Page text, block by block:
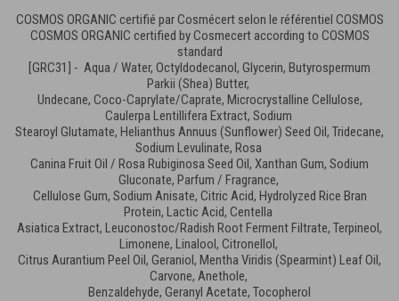
COSMOS ORGANIC certifié par Cosmécert selon le référentiel COSMOS
COSMOS ORGANIC certified by Cosmecert according to COSMOS
standard
[GRC31] - Aqua / Water, Octyldodecanol, Glycerin, Butyrospermum
Parkii (Shea) Butter,
Undecane, Coco-Caprylate/Caprate, Microcrystalline Cellulose,
Caulerpa Lentillifera Extract, Sodium
Stearoyl Glutamate, Helianthus Annuus (Sunflower) Seed Oil, Tridecane,
Sodium Levulinate, Rosa
Canina Fruit Oil / Rosa Rubiginosa Seed Oil, Xanthan Gum, Sodium
Gluconate, Parfum / Fragrance,
Cellulose Gum, Sodium Anisate, Citric Acid, Hydrolyzed Rice Bran
Protein, Lactic Acid, Centella
Asiatica Extract, Leuconostoc/Radish Root Ferment Filtrate, Terpineol,
Limonene, Linalool, Citronellol,
Citrus Aurantium Peel Oil, Geraniol, Mentha Viridis (Spearmint) Leaf Oil,
Carvone, Anethole,
Benzaldehyde, Geranyl Acetate, Tocopherol